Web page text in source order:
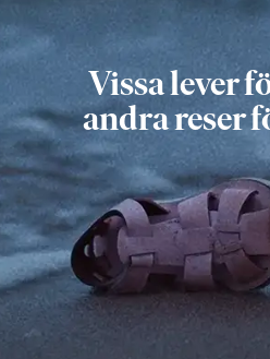
Vissa lever
andra reser